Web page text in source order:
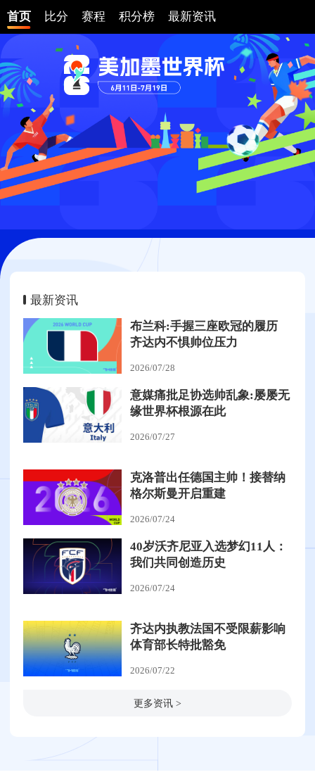
首页 比分 赛程 积分榜 最新资讯
最新资讯
布兰科:手握三座欧冠的履历
齐达内不惧帅位压力
2026/07/28
意媒痛批足协选帅乱象:屡屡无
缘世界杯根源在此
2026/07/27
克洛普出任德国主帅！接替纳
格尔斯曼开启重建
2026/07/24
40岁沃齐尼亚入选梦幻11人：
我们共同创造历史
2026/07/24
齐达内执教法国不受限薪影响
体育部长特批豁免
2026/07/22
更多资讯 >